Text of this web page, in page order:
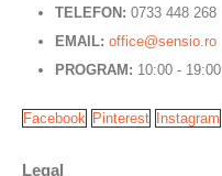
TELEFON: 0733 448 268
EMAIL: office@sensio.ro
PROGRAM: 10:00 - 19:00
Facebook Pinterest Instagram
Legal